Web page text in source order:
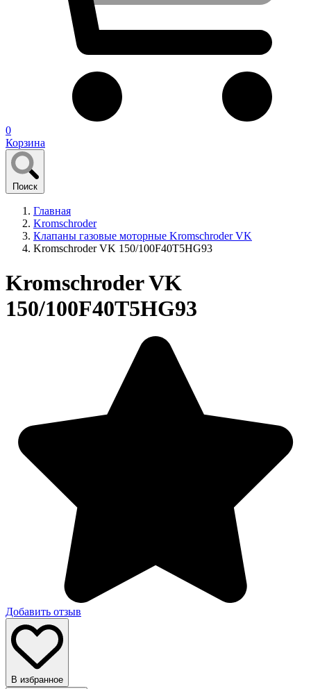
0
Корзина
Поиск
Главная
Kromschroder
Клапаны газовые моторные Kromschroder VK
Kromschroder VK 150/100F40T5HG93
Kromschroder VK
150/100F40T5HG93
Добавить отзыв
В избранное